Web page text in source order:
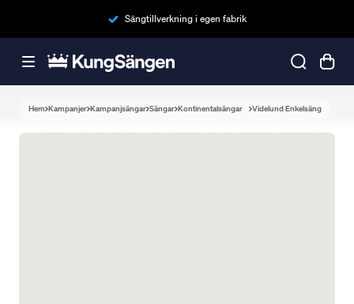
Sängtillverkning i egen fabrik
Hem Kampanjer Kampanjsängar Sängar Kontinentalsängar Videlund Enkelsäng